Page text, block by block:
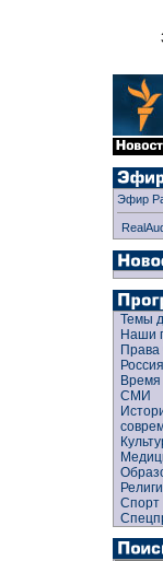
Эфир
Темы
Наши
Права
Россия
СМИ
Спорт